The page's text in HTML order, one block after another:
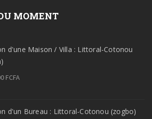
MOMENT
d'une Maison / Villa : Littoral-Cotonou
FCFA
d'un Bureau : Littoral-Cotonou (zogbo)